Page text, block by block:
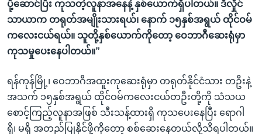
ပို့ဆောင်ပြီး ကုသတဲ့လူနာအနေနဲ့ နှစ်ယောက်ရှိပါတယ်။ ဒီလှိုင်
သာယာက တရုတ်အမျိုးသားရယ်၊ နောက် ၁၅နှစ်အရွယ် ထိုင်ဝမ်
ကလေးငယ်ရယ်။ သူတို့နှစ်ယောက်ကိုတော့ ဝေဘာဂီဆေးရုံမှာ
ကုသမှုပေးနေပါတယ်။”
ရန်ကုန်မြို့၊ ဝေဘာဂီအထူးကုဆေးရုံမှာ တရုတ်နိုင်ငံသား တဦးနဲ့
အသက် ၁၅နှစ်အရွယ် ထိုင်ဝမ်ကလေးငယ်တဦးတို့ကို သံသယ
စောင့်ကြည့်လူနာအဖြစ် သီးသန့်ထားရှိ ကုသပေးနေပြီး ရောဂါ
ရှိ၊ မရှိ အတည်ပြုနိုင်ဖို့ကိုတော့ စစ်ဆေးနေတယ်လို့သိရပါတယ်။